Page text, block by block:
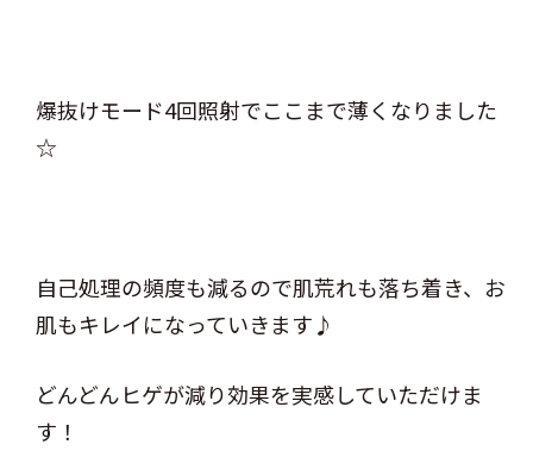
爆抜けモード4回照射でここまで薄くなりました
☆
自己処理の頻度も減るので肌荒れも落ち着き、お
肌もキレイになっていきます♪
どんどんヒゲが減り効果を実感していただけま
す！